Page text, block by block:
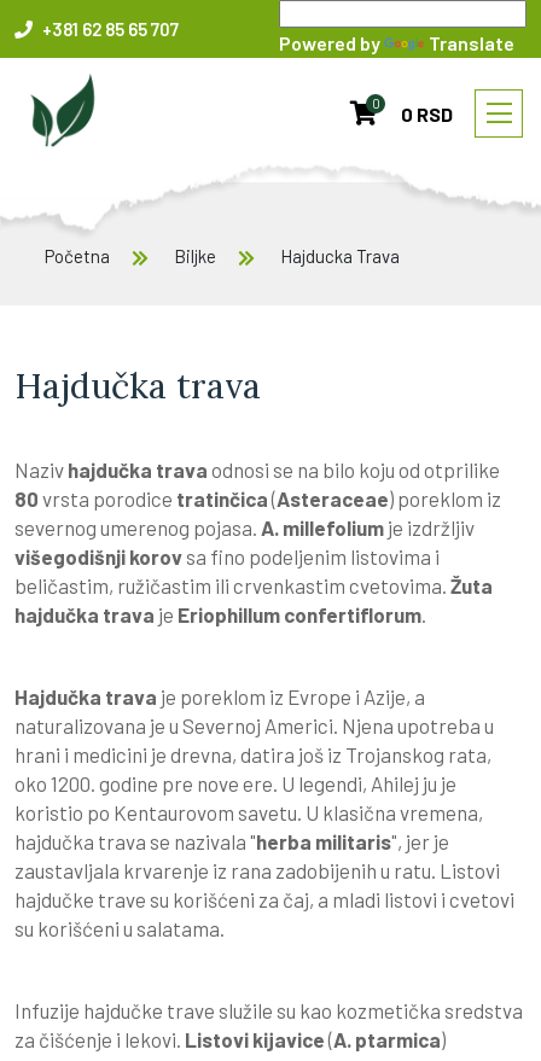
+381 62 85 65 707
Powered by Translate
0 0 RSD
Početna Biljke Hajducka Trava
Hajdučka trava
Naziv hajdučka trava odnosi se na bilo koju od otprilike
80 vrsta porodice tratinčica(Asteraceae) poreklom iz
severnog umerenog pojasa. A. millefolium je izdržljiv
višegodišnji korov sa fino podeljenim listovima i
beličastim, ružičastim ili crvenkastim cvetovima. Žuta
hajdučka trava je Eriophillum confertiflorum
Hajdučka trava je poreklom iz Evrope i Azije, a
naturalizovana je u Severnoj Americi. Njena upotreba u
hrani i medicini je drevna, datira još iz Trojanskog rata,
oko 1200. godine pre nove ere. U legendi, Ahilej ju je
koristio po Kentaurovom savetu. U klasična vremena,
hajdučka trava se nazivala "herba militaris", jer je
zaustavljala krvarenje iz rana zadobijenih u ratu. Listovi
hajdučke trave su korišćeni za čaj, a mladi listovi i cvetovi
su korišćeni u salatama.
Infuzije hajdučke trave služile su kao kozmetička sredstva
za čišćenje i lekovi. Listovi kijavice(A. ptarmica)